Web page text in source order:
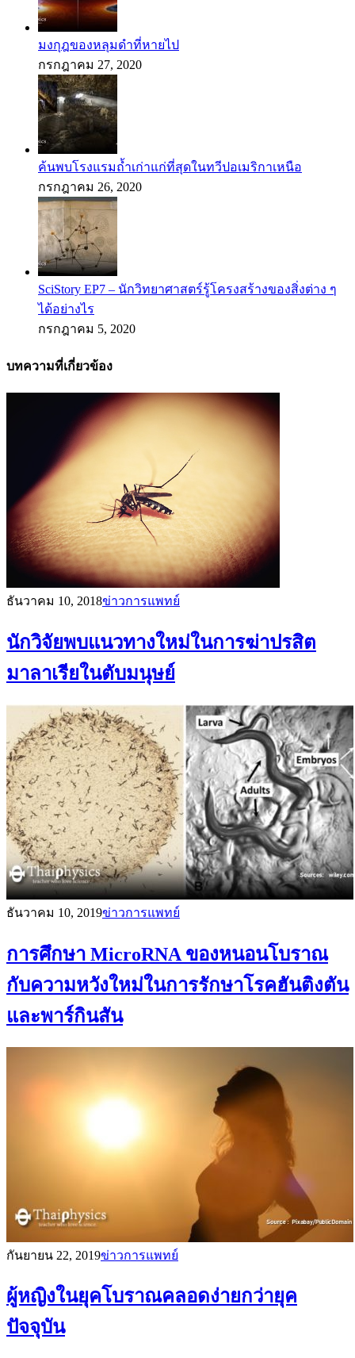
มงกุฎของหลุมดำที่หายไป
กรกฎาคม 27, 2020
ค้นพบโรงแรมถ้ำเก่าแก่ที่สุดในทวีปอเมริกาเหนือ
กรกฎาคม 26, 2020
SciStory EP7 – นักวิทยาศาสตร์รู้โครงสร้างของสิ่งต่าง ๆ
ได้อย่างไร
กรกฎาคม 5, 2020
บทความที่เกี่ยวข้อง
ธันวาคม 10, 2018ข่าวการแพทย์
นักวิจัยพบแนวทางใหม่ในการฆ่าปรสิต
มาลาเรียในตับมนุษย์
ธันวาคม 10, 2019ข่าวการแพทย์
การศึกษา MicroRNA ของหนอนโบราณ
กับความหวังใหม่ในการรักษาโรคฮันติงตัน
และพาร์กินสัน
กันยายน 22, 2019ข่าวการแพทย์
ผู้หญิงในยุคโบราณคลอดง่ายกว่ายุค
ปัจจุบัน